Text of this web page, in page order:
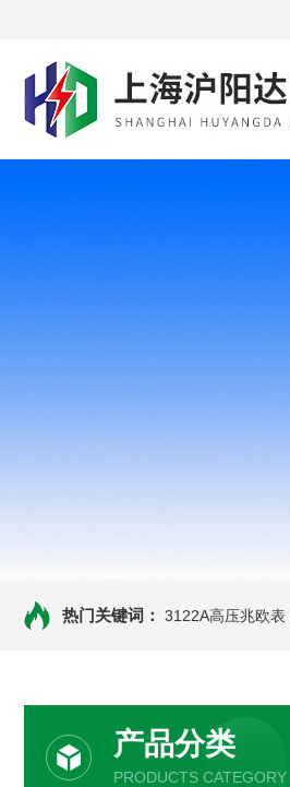
热门关键词： 3122A高压兆欧表
产品分类
PRODUCTS CATEGORY